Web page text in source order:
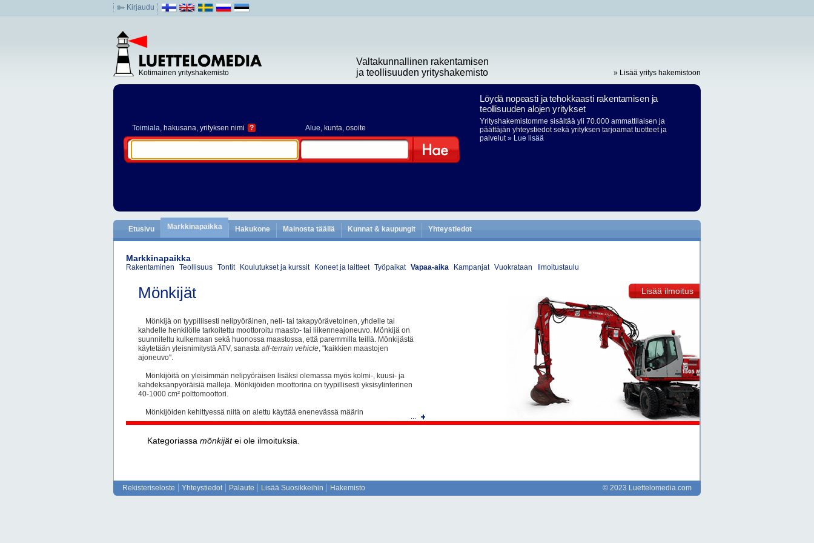
Kirjaudu
Kotimainen yrityshakemisto
Valtakunnallinen rakentamisen
ja teollisuuden yrityshakemisto
» Lisää yritys hakemistoon
Toimiala, hakusana, yrityksen nimi ? Alue, kunta, osoite
Löydä nopeasti ja tehokkaasti rakentamisen ja
teollisuuden alojen yritykset
Yrityshakemistomme sisältää yli 70.000 ammattilaisen ja
päättäjän yhteystiedot sekä yrityksen tarjoamat tuotteet ja
palvelut» Lue lisää
Etusivu Markkinapaikka Hakukone Mainosta täällä Kunnat & kaupungit Yhteystiedot
Markkinapaikka
Rakentaminen Teollisuus Tontit Koulutukset ja kurssit Koneet ja laitteet Työpaikat Vapaa-aika Kampanjat Vuokrataan Ilmoitustaulu
Lisää ilmoitus
Mönkijät
Mönkijä on tyypillisesti nelipyöräinen, neli- tai takapyörävetoinen, yhdelle tai
kahdelle henkilölle tarkoitettu moottoroitu maasto- tai liikenneajoneuvo. Mönkijä on
suunniteltu kulkemaan sekä huonossa maastossa, että paremmilla teillä. Mönkijästä
käytetään yleisnimitystä ATV, sanasta all-terrain vehicle, "kaikkien maastojen
ajoneuvo".
Mönkijöitä on yleisimmän nelipyöräisen lisäksi olemassa myös kolmi-, kuusi- ja
kahdeksanpyöräisiä malleja. Mönkijöiden moottorina on tyypillisesti yksisylinterinen
40-1000 cm² polttomoottori.
Mönkijöiden kehittyessä niitä on alettu käyttää enenevässä määrin
hyötyajoneuvoina ja työkoneina. Mönkijöihin on saatavissa monenlaisia peräkärryjä
kuljettamiseen. Mönkijöihin on saatavissa erilaisia työkaluja kuten lumiauroja,
Kategoriassa mönkijätei ole ilmoituksia.
Rekisteriseloste Yhteystiedot Palaute Lisää Suosikkeihin Hakemisto © 2023 Luettelomedia.com